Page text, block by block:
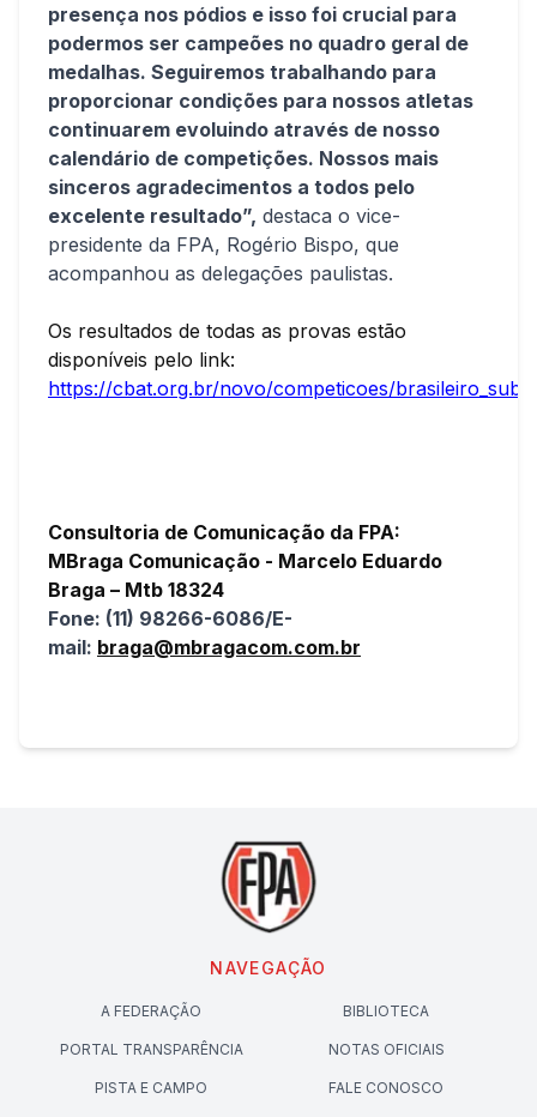
presença nos pódios e isso foi crucial para
podermos ser campeões no quadro geral de
medalhas. Seguiremos trabalhando para
proporcionar condições para nossos atletas
continuarem evoluindo através de nosso
calendário de competições. Nossos mais
sinceros agradecimentos a todos pelo
excelente resultado”, destaca o vice-
presidente da FPA, Rogério Bispo, que
acompanhou as delegações paulistas.
Os resultados de todas as provas estão
disponíveis pelo link:
https://cbat.org.br/novo/competicoes/
Consultoria de Comunicação da FPA:
MBraga Comunicação - Marcelo Eduardo
Braga – Mtb 18324
Fone: (11) 98266-6086/E-
mail: braga@mbragacom.com.br
NAVEGAÇÃO
A FEDERAÇÃO BIBLIOTECA
PORTAL TRANSPARÊNCIA NOTAS OFICIAIS
PISTA E CAMPO FALE CONOSCO